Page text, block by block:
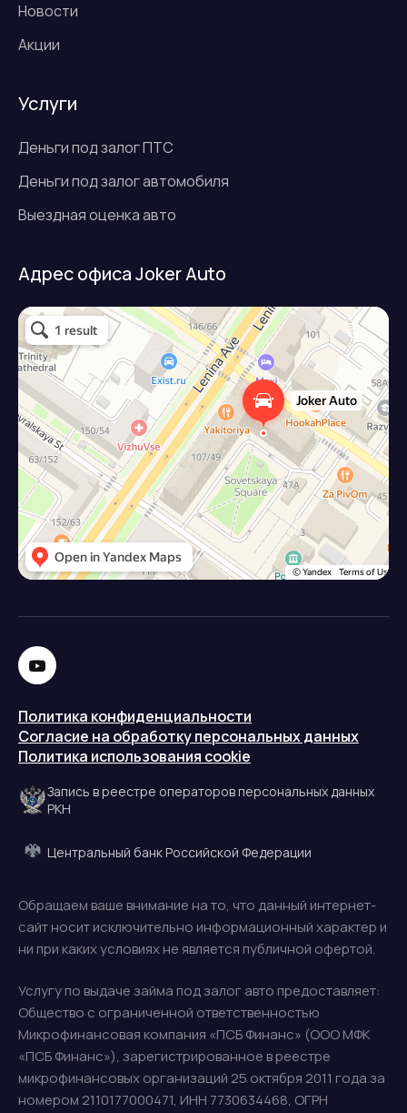
Новости
Акции
Услуги
Деньги под залог ПТС
Деньги под залог автомобиля
Выездная оценка авто
Адрес офиса Joker Auto
Джокер авто
Займ под залог авто в Подольске
Микрофинансовая организация в Подольске
Политика конфиденциальности
Согласие на обработку персональных данных
Политика использования cookie
Запись в реестре операторов персональных данных
РКН
Центральный банк Российской Федерации
Обращаем ваше внимание на то, что данный интернет-
сайт носит исключительно информационный характер и
ни при каких условиях не является публичной офертой.
Услугу по выдаче займа под залог авто предоставляет:
Общество с ограниченной ответственностью
Микрофинансовая компания «ПСБ Финанс» (ООО МФК
«ПСБ Финанс»), зарегистрированное в реестре
микрофинансовых организаций 25 октября 2011 года за
номером 2110177000471, ИНН 7730634468, ОГРН